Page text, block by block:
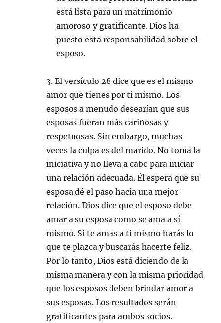
está lista para un matrimonio
amoroso y gratificante. Dios ha
puesto esta responsabilidad sobre el
esposo.
3. El versículo 28 dice que es el mismo
amor que tienes por ti mismo. Los
esposos a menudo desearían que sus
esposas fueran más cariñosas y
respetuosas. Sin embargo, muchas
veces la culpa es del marido. No toma la
iniciativa y no lleva a cabo para iniciar
una relación adecuada. Él espera que su
esposa dé el paso hacia una mejor
relación. Dios dice que el esposo debe
amar a su esposa como se ama a sí
mismo. Si te amas a ti mismo harás lo
que te plazca y buscarás hacerte feliz.
Por lo tanto, Dios está diciendo de la
misma manera y con la misma prioridad
que los esposos deben brindar amor a
sus esposas. Los resultados serán
gratificantes para ambos socios.